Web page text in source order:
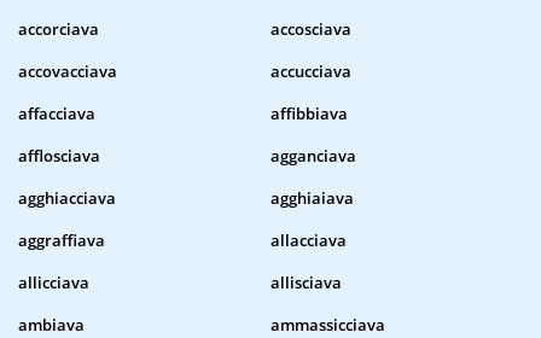
accorciava
accosciava
accovacciava
accucciava
affacciava
affibbiava
afflosciava
agganciava
agghiacciava
agghiaiava
aggraffiava
allacciava
allicciava
allisciava
ambiava
ammassicciava